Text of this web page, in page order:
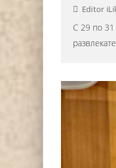
Editor
С 29 по 31